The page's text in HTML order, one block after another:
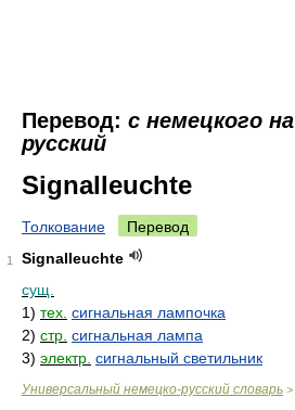
Перевод: с немецкого на
русский
Signalleuchte
Толкование Перевод
1
Signalleuchte
сущ.
1) тех. сигнальная лампочка
2) стр. сигнальная лампа
3) электр. сигнальный светильник
Универсальный немецко-русский словарь >